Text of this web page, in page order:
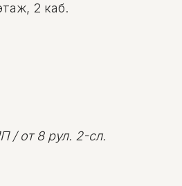
2 каб.
/ от 8 рул. 2-сл.